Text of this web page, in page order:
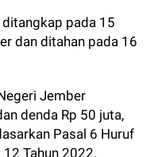
pada 15
dan ditahan pada 16
Jember
denda Rp 50 juta,
Pasal 6 Huruf
12 Tahun 2022.